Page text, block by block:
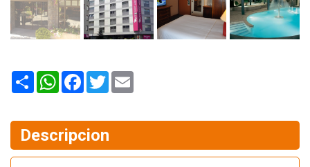
Share WhatsAppFacebook
Twitter
Descripcion